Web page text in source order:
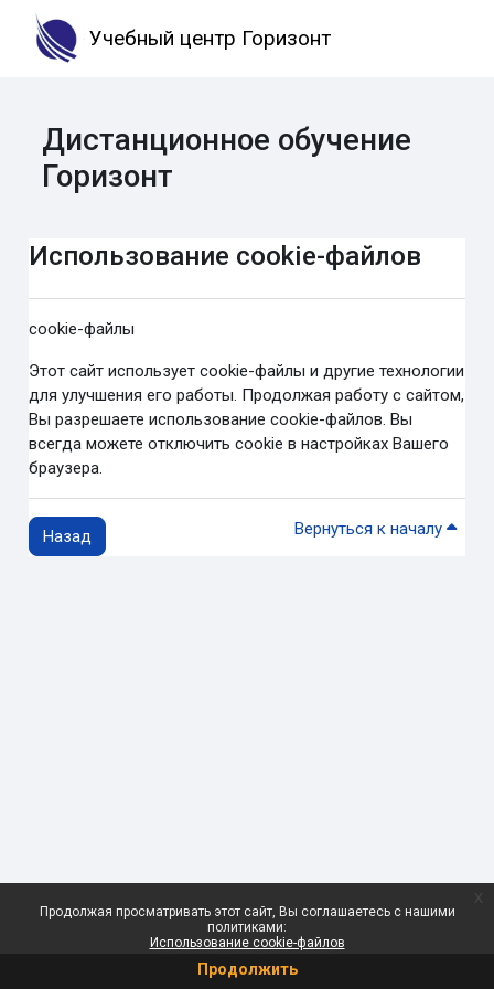
Перейти к основному содержанию
Продолжая просматривать этот сайт, Вы соглашаетесь с нашими
политиками:
Использование cookie-файлов
Продолжить
Учебный центр Горизонт
Дистанционное обучение
Горизонт
Использование cookie-файлов
cookie-файлы
Этот сайт использует cookie-файлы и другие технологии
для улучшения его работы. Продолжая работу с сайтом,
Вы разрешаете использование cookie-файлов. Вы
всегда можете отключить cookie в настройках Вашего
браузера.
Назад Вернуться к началу